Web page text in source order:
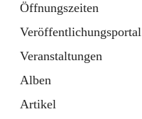
Öffnungszeiten
Veröffentlichungsportal
Veranstaltungen
Alben
Artikel